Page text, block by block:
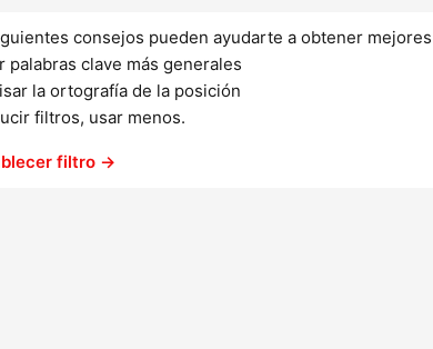
consejos pueden ayudarte a obtener
palabras clave más generales
la ortografía de la posición
filtros, usar menos.
filtro →